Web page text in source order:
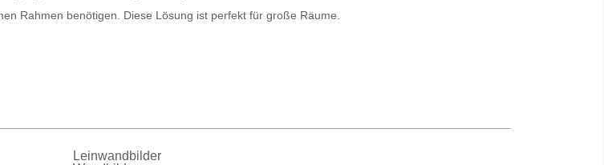
Rahmen benötigen. Diese Lösung ist perfekt für große Räume.
Leinwandbilder